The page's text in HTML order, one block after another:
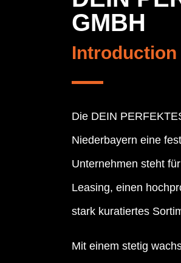
GMBH
Introduction
Die DEIN
Niederbayern eine
Unternehmen steht
Leasing, einen
stark kuratiertes
Mit einem stetig